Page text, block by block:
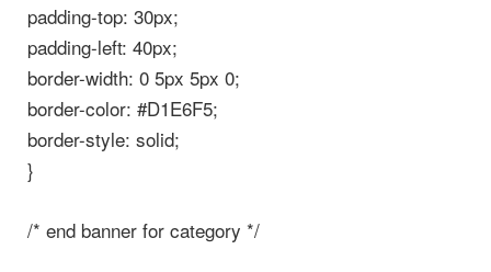
padding-top: 30px;
padding-left: 40px;
border-width: 0 5px 5px 0;
border-color: #D1E6F5;
border-style: solid;
}
/* end banner for category */